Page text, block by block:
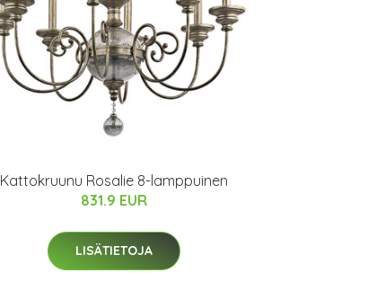
Kattokruunu Rosalie 8-lamppuinen
831.9 EUR
LISÄTIETOJA